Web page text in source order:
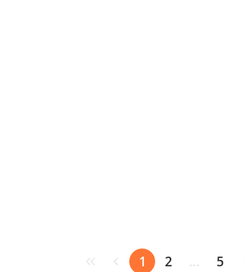
1 2 … 5